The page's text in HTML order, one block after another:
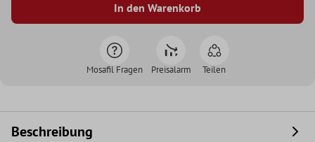
In den Warenkorb
Mosafil Fragen Preisalarm Teilen
Beschreibung